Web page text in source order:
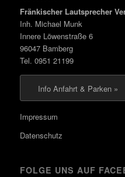
Fränkischer Lautsprecher
Inh. Michael Munk
Innere Löwenstraße 6
96047 Bamberg
Tel. 0951 21199
Info Anfahrt & Parken »
Impressum
Datenschutz
FOLGE UNS AUF